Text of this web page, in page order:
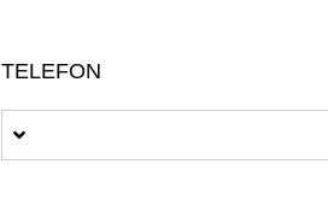
TELEFON